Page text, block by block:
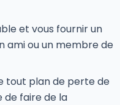
et vous fournir un
ami ou un membre de
tout plan de perte de
de faire de la